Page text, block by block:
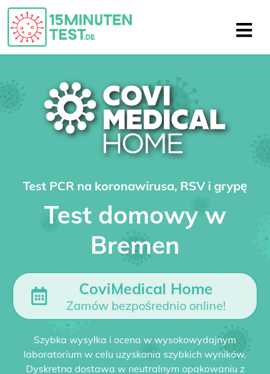
Test PCR na koronawirusa, RSV i grypę
Test domowy w
Bremen
CoviMedical Home
Zamów bezpośrednio online!
Szybka wysyłka i ocena w wysokowydajnym
laboratorium w celu uzyskania szybkich wyników.
Dyskretna dostawa w neutralnym opakowaniu z